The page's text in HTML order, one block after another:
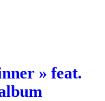
» feat.